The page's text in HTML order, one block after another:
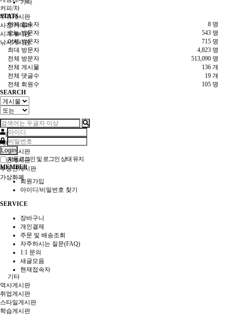
커피/차
주류게시판
사진/카메라
시계게시판
낚시게시판
경제/지역
재테크게시판
해외게시판
증권게시판
부동산게시판
가상화폐
기타
역사게시판
취업게시판
스타일게시판
학습게시판
기타
STATS
8 명
현재 접속자
543 명
오늘 방문자
715 명
어제 방문자
4,823 명
최대 방문자
513,090 명
전체 방문자
136 개
전체 게시물
19 개
전체 댓글수
105 명
전체 회원수
SEARCH
Login
자동로그인 및 로그인 상태 유지
MEMBER
회원가입
아이디/비밀번호 찾기
SERVICE
장바구니
개인결제
주문 및 배송조회
자주하시는 질문(FAQ)
1:1 문의
새글모음
현재접속자